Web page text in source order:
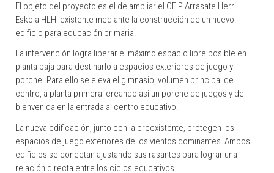
El objeto del proyecto es el de ampliar el CEIP Arrasate Herri
Eskola HLHI existente mediante la construcción de un nuevo
edificio para educación primaria.
La intervención logra liberar el máximo espacio libre posible en
planta baja para destinarlo a espacios exteriores de juego y
porche. Para ello se eleva el gimnasio, volumen principal de
centro, a planta primera; creando así un porche de juegos y de
bienvenida en la entrada al centro educativo.
La nueva edificación, junto con la preexistente, protegen los
espacios de juego exteriores de los vientos dominantes Ambos
edificios se conectan ajustando sus rasantes para lograr una
relación directa entre los ciclos educativos.